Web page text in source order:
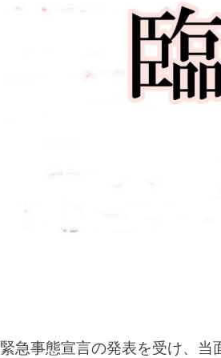
緊急事態宣言の発表を受け、